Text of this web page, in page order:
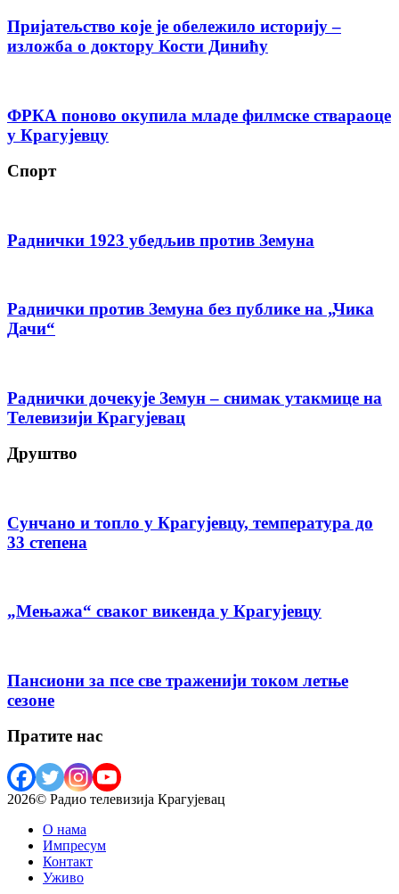
Пријатељство које је обележило историју –
изложба о доктору Кости Динићу
ФРКА поново окупила младе филмске ствараоце
у Крагујевцу
Спорт
Раднички 1923 убедљив против Земуна
Раднички против Земуна без публике на „Чика
Дачи“
Раднички дочекује Земун – снимак утакмице на
Телевизији Крагујевац
Друштво
Сунчано и топло у Крагујевцу, температура до
33 степена
„Мењажа“ сваког викенда у Крагујевцу
Пансиони за псе све траженији током летње
сезоне
Пратите нас
2026© Радио телевизија Крагујевац
О нама
Импресум
Контакт
Уживо